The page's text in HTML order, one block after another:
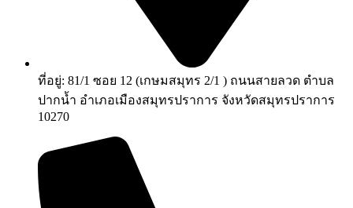
ที่อยู่: 81/1 ซอย 12 (เกษมสมุทร 2/1 ) ถนนสายลวด ตำบล
ปากน้ำ อำเภอเมืองสมุทรปราการ จังหวัดสมุทรปราการ
10270